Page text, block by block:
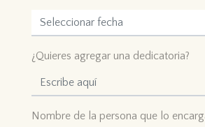
¿Quieres agregar una dedicatoria?
Nombre de la persona que lo